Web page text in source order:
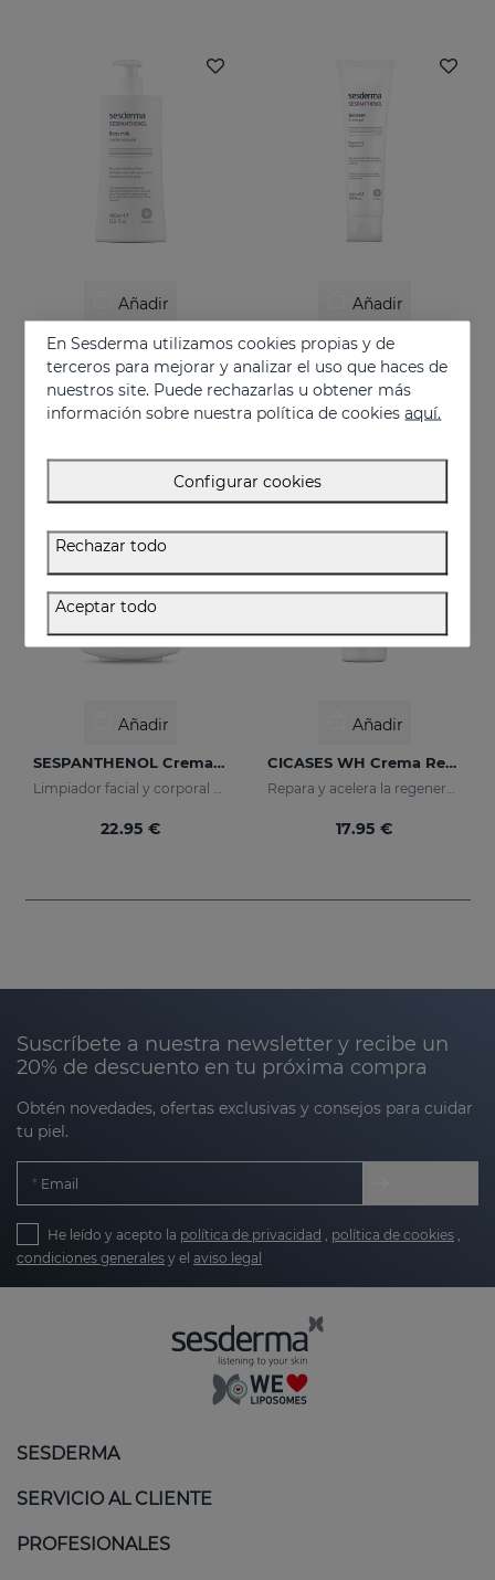
Añadir
SESPANTHENOL Leche Corporal
Leche corporal liposomada que alivia el picor y el enrojecimiento de las irritaciones cutáneas
29.95 €
Añadir
26.95 €
Añadir
SESPANTHENOL Crema Espumosa Sin Jabón
Limpiador facial y corporal para pieles sensibles que han sufrido agresiones
22.95 €
Añadir
CICASES WH Crema Reparadora
Repara y acelera la regeneración de la piel
17.95 €
Suscríbete a nuestra newsletter y recibe un
20% de descuento en tu próxima compra
Obtén novedades, ofertas exclusivas y consejos para cuidar
tu piel.
Email
He leído y acepto la política de privacidad , política de cookies ,
condiciones generales y el aviso legal
SESDERMA
SERVICIO AL CLIENTE
PROFESIONALES
En Sesderma utilizamos cookies propias y de
terceros para mejorar y analizar el uso que haces de
nuestros site. Puede rechazarlas u obtener más
información sobre nuestra política de cookiesaquí.
Configurar cookies
Rechazar todo
Aceptar todo